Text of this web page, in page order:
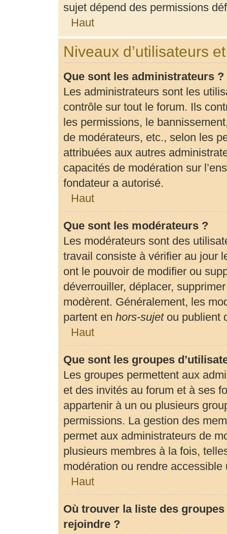
sujet dépend des permissions
Haut
Niveaux d’utilisateurs
Que sont les administrateurs ?
Les administrateurs sont les
contrôle sur tout le forum. Ils
les permissions, le
de modérateurs, etc., selon les
attribuées aux autres
capacités de modération sur
fondateur a autorisé.
Haut
Que sont les modérateurs ?
Les modérateurs sont des
travail consiste à vérifier au jour
ont le pouvoir de modifier ou
déverrouiller, déplacer,
modèrent. Généralement, les
partent en hors-sujetou publient
Haut
Que sont les groupes
Les groupes permettent aux
et des invités au forum et à ses
appartenir à un ou plusieurs
permissions. La gestion des
permet aux administrateurs de
plusieurs membres à la fois,
modération ou rendre accessible
Haut
Où trouver la liste des
rejoindre ?